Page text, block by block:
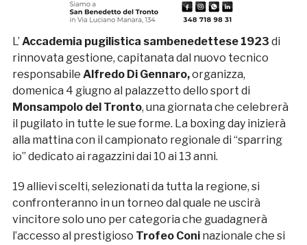
L’ Accademia pugilistica sambenedettese 1923 di
rinnovata gestione, capitanata dal nuovo tecnico
responsabile Alfredo Di Gennaro,organizza,
domenica 4 giugno al palazzetto dello sport di
Monsampolo del Tronto, una giornata che celebrerà
il pugilato in tutte le sue forme. La boxing day inizierà
alla mattina con il campionato regionale di “sparring
io” dedicato ai ragazzini dai 10 ai 13 anni.
19 allievi scelti, selezionati da tutta la regione, si
confronteranno in un torneo dal quale ne uscirà
vincitore solo uno per categoria che guadagnerà
l’accesso al prestigioso Trofeo Coninazionale che si